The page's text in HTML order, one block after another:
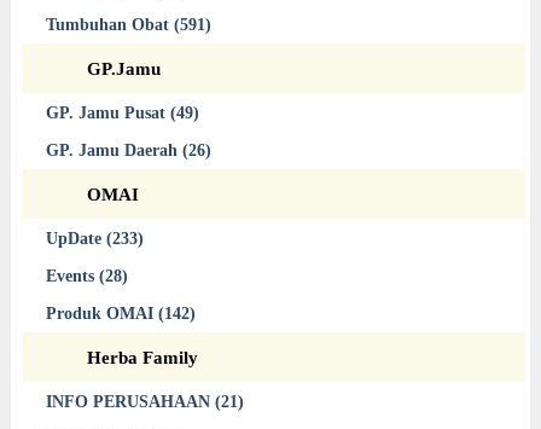
Tumbuhan Obat (591)
GP.Jamu
GP. Jamu Pusat (49)
GP. Jamu Daerah (26)
OMAI
UpDate (233)
Events (28)
Produk OMAI (142)
Herba Family
INFO PERUSAHAAN (21)